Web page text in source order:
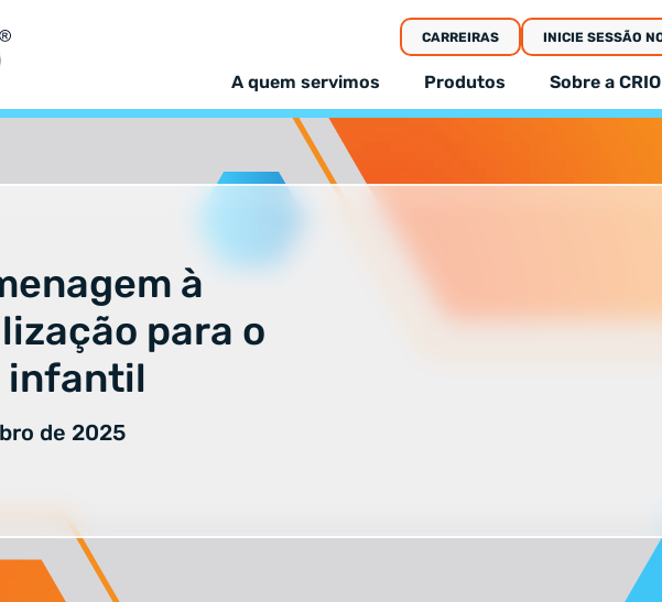
CARREIRAS INICIE SESSÃO
A quem servimos Produtos Sobre a CRIO
à
para o
infantil
de 2025